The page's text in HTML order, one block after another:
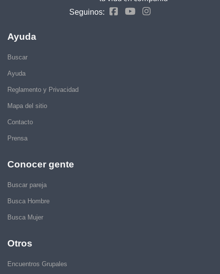
Seguinos:
Ayuda
Buscar
Ayuda
Reglamento y Privacidad
Mapa del sitio
Contacto
Prensa
Conocer gente
Buscar pareja
Busca Hombre
Busca Mujer
Otros
Encuentros Grupales